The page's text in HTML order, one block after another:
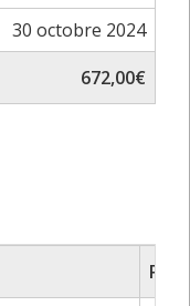
30 octobre 2024
672,00€
Prix